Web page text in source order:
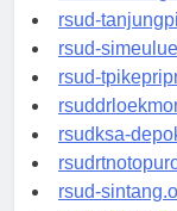
rsud-
rsud-
rsud-
rsud-
rsudksa-